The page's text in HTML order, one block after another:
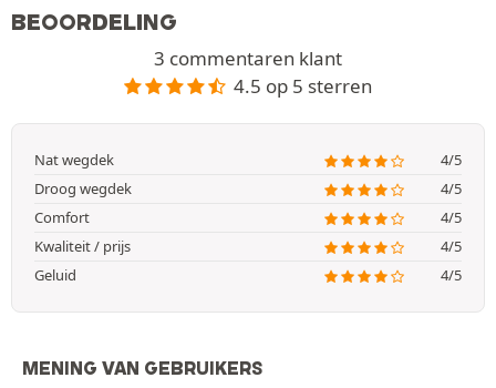
BEOORDELING
3 commentaren klant
4.5 op 5 sterren
Nat wegdek
4/5
Droog wegdek
4/5
Comfort
4/5
Kwaliteit / prijs
4/5
Geluid
4/5
MENING VAN GEBRUIKERS